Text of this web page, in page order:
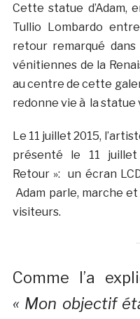
Cette statue d’Adam,
Tullio Lombardo
retour remarqué
vénitiennes de la
au centre de cette
redonne vie à la statue
Le 11 juillet 2015,
présenté le 11
Retour »: un écran
Adam parle, marche
visiteurs.
Comme l’a
« Mon objectif